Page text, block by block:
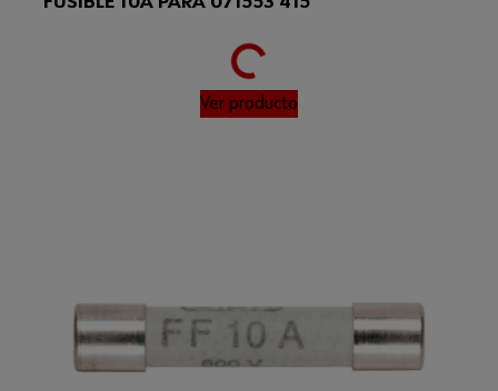
Loading...
Ver producto